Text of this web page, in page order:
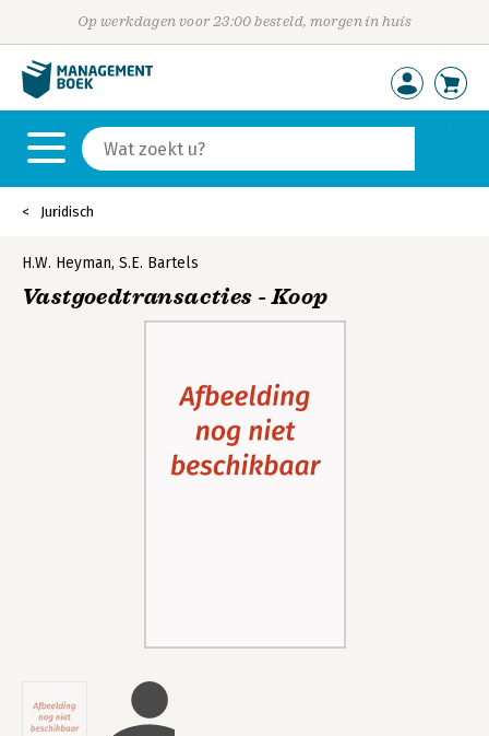
Op werkdagen voor 23:00 besteld, morgen in huis
Juridisch
H.W. Heyman, S.E. Bartels
Vastgoedtransacties - Koop